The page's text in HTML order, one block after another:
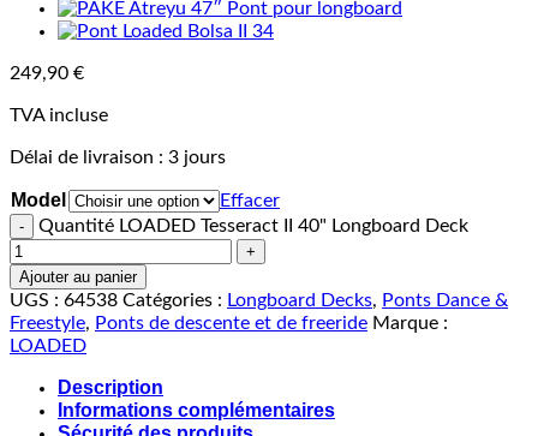
249,90 €
TVA incluse
Délai de livraison : 3 jours
Model
Effacer
Quantité LOADED Tesseract II 40" Longboard Deck
Ajouter au panier
UGS : 64538 Catégories : Longboard Decks, Ponts Dance &
Freestyle, Ponts de descente et de freeride Marque :
LOADED
Description
Informations complémentaires